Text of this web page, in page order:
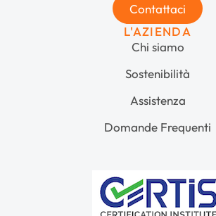
Contattaci
L'AZIENDA
Chi siamo
Sostenibilità
Assistenza
Domande Frequenti